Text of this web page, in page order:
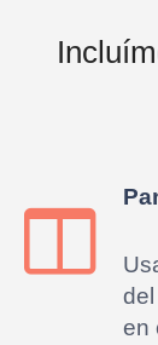
en